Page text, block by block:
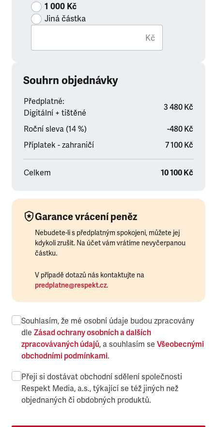
1 000 Kč
Jiná částka
Kč
Souhrn objednávky
Předplatné:
Digitální + tištěné
3 480 Kč
Roční sleva (14 %)
-480 Kč
Příplatek - zahraničí
7 100 Kč
Celkem 10 100 Kč
Garance vrácení peněz
Nebudete-li s předplatným spokojeni, můžete jej
kdykoli zrušit. Na účet vám vrátíme nevyčerpanou
částku.
V případě dotazů nás kontaktujte na
predplatne@respekt.cz.
Souhlasím, že mé osobní údaje budou zpracovány
dle Zásad ochrany osobních a dalších
zpracovávaných údajů, a souhlasím se Všeobecnými
obchodními podmínkami.
Přeji si dostávat obchodní sdělení společnosti
Respekt Media, a.s., týkající se též jiných než
objednaných či obdobných produktů.